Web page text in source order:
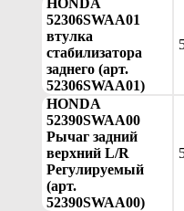
52306SWAA01
втулка
стабилизатора
заднего (арт.
52306SWAA01)
HONDA
52390SWAA00
Рычаг задний
верхний L/R
Регулируемый
(арт.
52390SWAA00)